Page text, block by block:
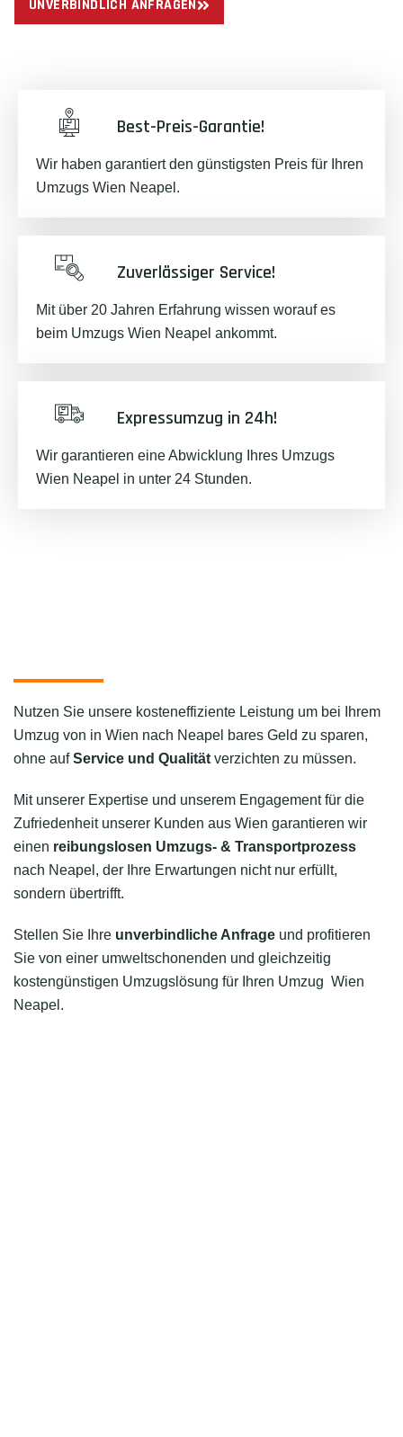
UNVERBINDLICH ANFRAGEN
Best-Preis-Garantie!
Wir haben garantiert den günstigsten Preis für Ihren
Umzugs Wien Neapel.
Zuverlässiger Service!
Mit über 20 Jahren Erfahrung wissen worauf es
beim Umzugs Wien Neapel ankommt.
Expressumzug in 24h!
Wir garantieren eine Abwicklung Ihres Umzugs
Wien Neapel in unter 24 Stunden.
Nutzen Sie unsere kosteneffiziente Leistung um bei Ihrem
Umzug von in Wien nach Neapel bares Geld zu sparen,
ohne aufService und Qualität verzichten zu müssen.
Mit unserer Expertise und unserem Engagement für die
Zufriedenheit unserer Kunden aus Wien garantieren wir
einen reibungslosen Umzugs- & Transportprozess
nach Neapel, der Ihre Erwartungen nicht nur erfüllt,
sondern übertrifft.
Stellen Sie Ihre unverbindliche Anfrage und profitieren
Sie von einer umweltschonenden und gleichzeitig
kostengünstigen Umzugslösung für Ihren Umzug Wien
Neapel.